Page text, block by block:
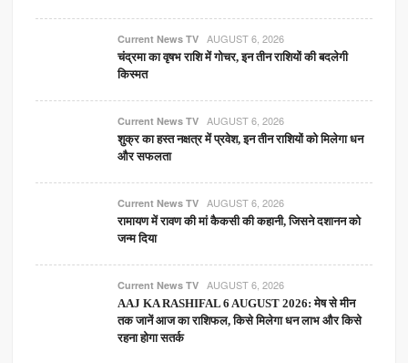
Current News TV AUGUST 6, 2026
चंद्रमा का वृषभ राशि में गोचर, इन तीन राशियों की बदलेगी
किस्मत
Current News TV AUGUST 6, 2026
शुक्र का हस्त नक्षत्र में प्रवेश, इन तीन राशियों को मिलेगा धन
और सफलता
Current News TV AUGUST 6, 2026
रामायण में रावण की मां कैकसी की कहानी, जिसने दशानन को
जन्म दिया
Current News TV AUGUST 6, 2026
AAJ KA RASHIFAL 6 AUGUST 2026: मेष से मीन
तक जानें आज का राशिफल, किसे मिलेगा धन लाभ और किसे
रहना होगा सतर्क